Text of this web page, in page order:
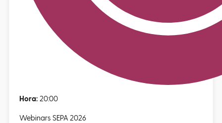
Hora: 20:00
Webinars SEPA 2026